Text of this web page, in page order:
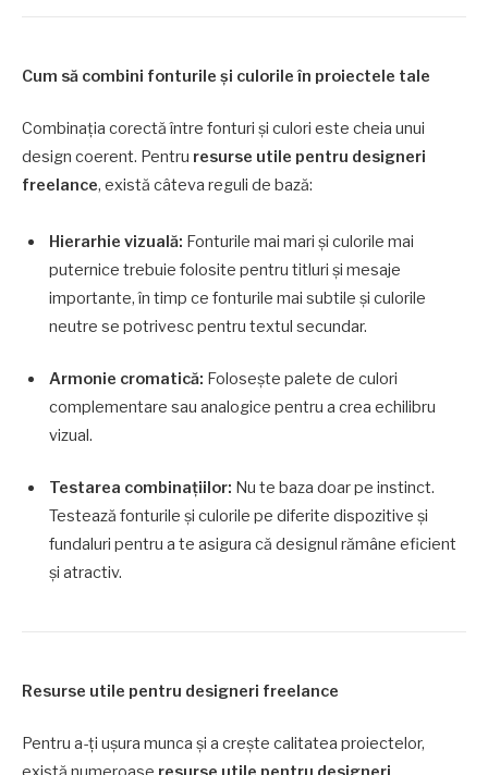
Cum să combini fonturile și culorile în proiectele tale
Combinația corectă între fonturi și culori este cheia unui
design coerent. Pentru resurse utile pentru designeri
freelance, există câteva reguli de bază:
Hierarhie vizuală: Fonturile mai mari și culorile mai
puternice trebuie folosite pentru titluri și mesaje
importante, în timp ce fonturile mai subtile și culorile
neutre se potrivesc pentru textul secundar.
Armonie cromatică: Folosește palete de culori
complementare sau analogice pentru a crea echilibru
vizual.
Testarea combinațiilor: Nu te baza doar pe instinct.
Testează fonturile și culorile pe diferite dispozitive și
fundaluri pentru a te asigura că designul rămâne eficient
și atractiv.
Resurse utile pentru designeri freelance
Pentru a-ți ușura munca și a crește calitatea proiectelor,